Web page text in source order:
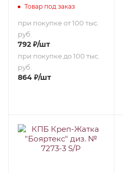
европростыней)
Товар под заказ
при покупке от 100 тыс.
руб.
792 ₽/шт
при покупке до 100 тыс.
руб.
864 ₽/шт